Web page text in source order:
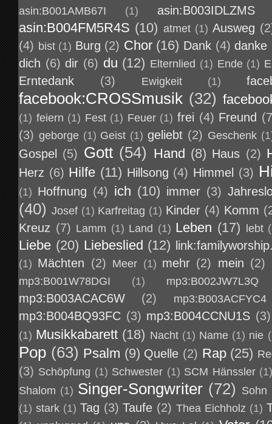
asin:B001AMB67I (1) asin:B003IDLZMS
asin:B004FM5R4S (10) atmet (1) Ausweg
(4) bist (1) Burg (2) Chor (16) Dank (4) danke
dich (6) dir (6) du (12) Elternlied (1) Ende (1)
Erntedank (3) Ewigkeit (1)
facebook:CROSSmusik (32)
(1) feiern (1) Fest (1) Feuer (1) frei (4) Freund
(3) geborge (1) Geist (1) geliebt (2) Geschenk
Gospel (5) Gott (54) Hand (8) Haus (2)
Herz (6) Hilfe (11) Hillsong (4) Himmel (3)
(1) Hoffnung (4) ich (10) immer (3)
(40) Josef (1) Karfreitag (1) Kinder (4) Komm
Kreuz (7) Lamm (1) Land (1) Leben (17) lebt
Liebe (20) Liebeslied (12)
(1) Mächten (2) Meer (1) mehr (2) mein (2)
mp3:B001W78DGI (1) mp3:B002JW7L3Q
mp3:B003ACAC6W (2) mp3:B003ACFYC4
mp3:B004BQ93FC (3) mp3:B004CCNU1S (3)
(1) Musikkabarett (18) Nacht (1) Name (1) nie
Pop (63) Psalm (9) Quelle (2) Rap (25)
(3) Schöpfung (1) Schwester (1) SCM Hänssler
Shalom (1) Singer-Songwriter (72) Sohn
(1) stark (1) Tag (3) Taufe (2) Thea Eichholz (1)